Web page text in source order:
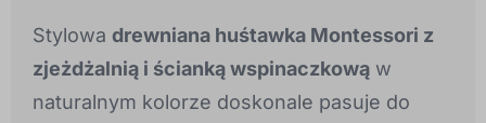
Stylowa drewniana huśtawka Montessori z
zjeżdżalnią i ścianką wspinaczkową w
naturalnym kolorze doskonale pasuje do